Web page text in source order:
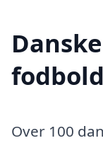
fodbold
Over 100